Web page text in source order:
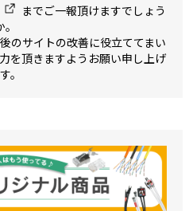
までご一報頂けますでしょう
のサイトの改善に役立ててまい
を頂きますようお願い申し上げ
。